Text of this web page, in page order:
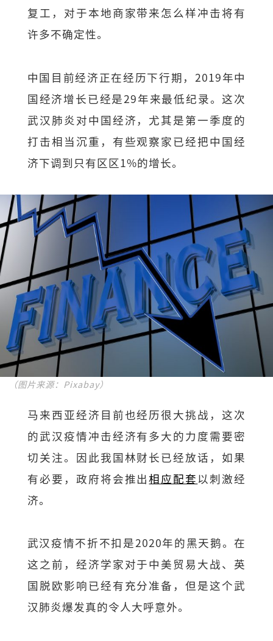
复工，对于本地商家带来怎么样冲击将有
许多不确定性。
中国目前经济正在经历下行期，2019年中
国经济增长已经是29年来最低纪录。这次
武汉肺炎对中国经济，尤其是第一季度的
打击相当沉重，有些观察家已经把中国经
济下调到只有区区1%的增长。
（图片来源：Pixabay）
马来西亚经济目前也经历很大挑战，这次
的武汉疫情冲击经济有多大的力度需要密
切关注。因此我国林财长已经放话，如果
有必要，政府将会推出相应配套 以刺激经
济。
武汉疫情不折不扣是2020年的黑天鹅。在
这之前，经济学家对于中美贸易大战、英
国脱欧影响已经有充分准备，但是这个武
汉肺炎爆发真的令人大呼意外。